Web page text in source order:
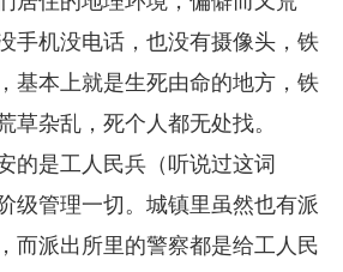
手机没电话，也没有摄像头，铁
基本上就是生死由命的地方，铁
草杂乱，死个人都无处找。
的是工人民兵（听说过这词
级管理一切。城镇里虽然也有派
而派出所里的警察都是给工人民